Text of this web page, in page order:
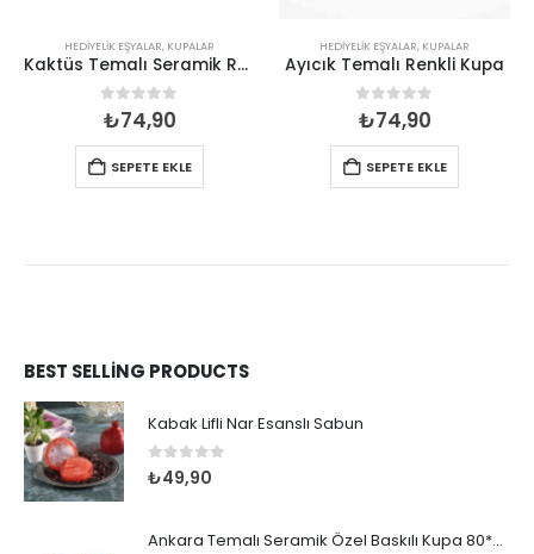
HEDIYELIK EŞYALAR, KUPALAR
Kaktüs Temalı Seramik Renkli Kupa
0 out of 5
₺74,90
SEPETE EKLE
HEDIYELIK EŞYALAR, KUPALAR
Ayıcık Temalı Renkli Kupa
0 out of 5
₺74,90
SEPETE EKLE
BEST SELLING PRODUCTS
Kabak Lifli Nar Esanslı Sabun
0 out of 5
₺49,90
Ankara Temalı Seramik Özel Baskılı Kupa 80*95mm